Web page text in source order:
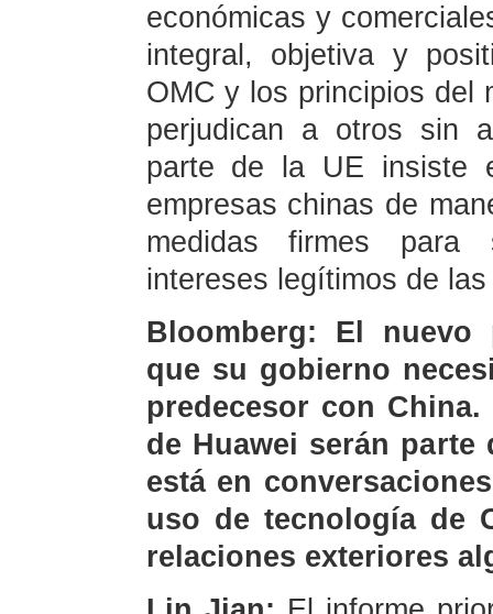
económicas y
integral, objetiva y
OMC y los principios del
perjudican a otros sin
parte de la UE insiste
empresas chinas de
medidas firmes para
intereses legítimos de
Bloomberg: El nuevo
que su gobierno
predecesor con
de Huawei serán
está en
uso de tecnología de
relaciones exteriores